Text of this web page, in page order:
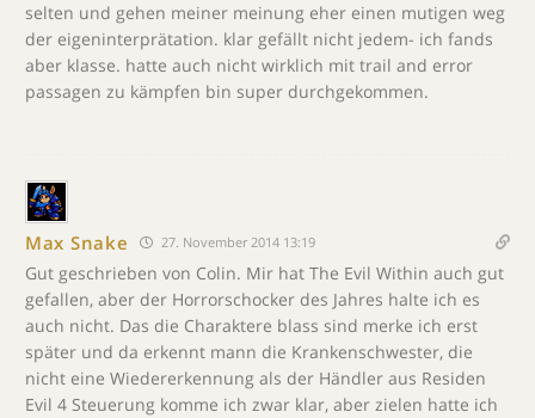
selten und gehen meiner meinung eher einen mutigen weg
der eigeninterprätation. klar gefällt nicht jedem- ich fands
aber klasse. hatte auch nicht wirklich mit trail and error
passagen zu kämpfen bin super durchgekommen.
Max Snake 27. November 2014 13:19
Gut geschrieben von Colin. Mir hat The Evil Within auch gut
gefallen, aber der Horrorschocker des Jahres halte ich es
auch nicht. Das die Charaktere blass sind merke ich erst
später und da erkennt mann die Krankenschwester, die
nicht eine Wiedererkennung als der Händler aus Residen
Evil 4 Steuerung komme ich zwar klar, aber zielen hatte ich